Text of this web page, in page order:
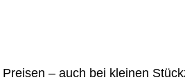
– auch bei kleinen